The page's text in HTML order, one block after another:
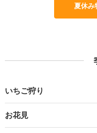
夏休み
いちご狩り
お花見